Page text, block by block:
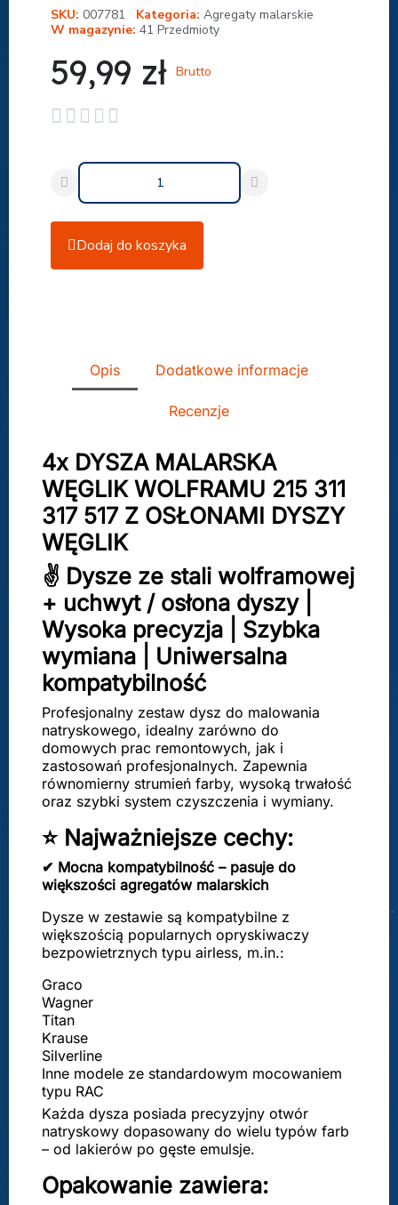
SKU 007781 Kategoria Agregaty malarskie
W magazynie 41 Przedmioty
59,99 zł Brutto
    
Dodaj do koszyka
Opis Dodatkowe informacje
Recenzje
4x DYSZA MALARSKA
WĘGLIK WOLFRAMU 215 311
317 517 Z OSŁONAMI DYSZY
WĘGLIK
✌️ Dysze ze stali wolframowej
+ uchwyt / osłona dyszy |
Wysoka precyzja | Szybka
wymiana | Uniwersalna
kompatybilność
Profesjonalny zestaw dysz do malowania
natryskowego, idealny zarówno do
domowych prac remontowych, jak i
zastosowań profesjonalnych. Zapewnia
równomierny strumień farby, wysoką trwałość
oraz szybki system czyszczenia i wymiany.
⭐ Najważniejsze cechy:
✔ Mocna kompatybilność – pasuje do
większości agregatów malarskich
Dysze w zestawie są kompatybilne z
większością popularnych opryskiwaczy
bezpowietrznych typu airless, m.in.:
Graco
Wagner
Titan
Krause
Silverline
Inne modele ze standardowym mocowaniem
typu RAC
Każda dysza posiada precyzyjny otwór
natryskowy dopasowany do wielu typów farb
– od lakierów po gęste emulsje.
Opakowanie zawiera: